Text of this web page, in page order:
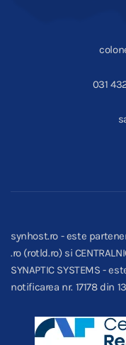
031
synhost.ro - este
.ro (rotld.ro) si
SYNAPTIC SYSTEMS -
notificarea nr. 17178 din